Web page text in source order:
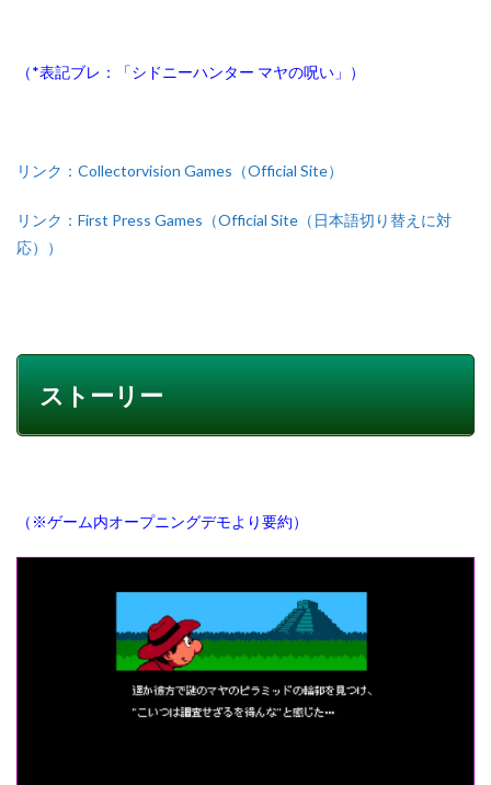
（*表記ブレ：「シドニーハンター マヤの呪い」）
リンク：Collectorvision Games（Official Site）
リンク：First Press Games（Official Site（日本語切り替えに対
応））
ストーリー
（※ゲーム内オープニングデモより要約）